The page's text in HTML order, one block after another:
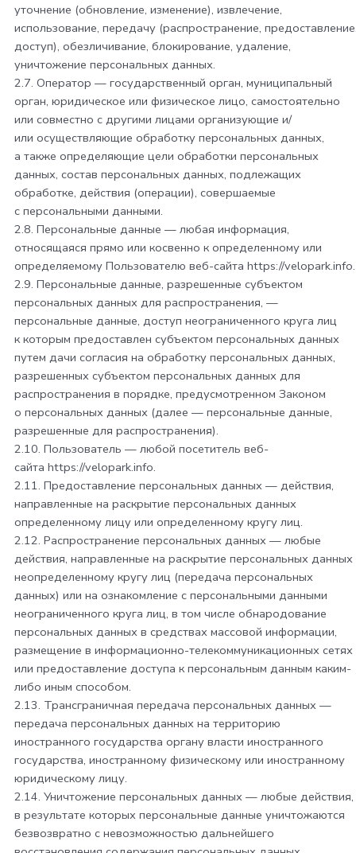
уточнение (обновление, изменение), извлечение,
использование, передачу (распространение,
доступ), обезличивание, блокирование, удаление,
уничтожение персональных данных.
2.7. Оператор — государственный орган, муниципальный
орган, юридическое или физическое лицо, самостоятельно
или совместно с другими лицами организующие и/
или осуществляющие обработку персональных данных,
а также определяющие цели обработки персональных
данных, состав персональных данных, подлежащих
обработке, действия (операции), совершаемые
с персональными данными.
2.8. Персональные данные — любая информация,
относящаяся прямо или косвенно к определенному или
определяемому Пользователю веб-сайта https://velopark.info.
2.9. Персональные данные, разрешенные субъектом
персональных данных для распространения, —
персональные данные, доступ неограниченного круга лиц
к которым предоставлен субъектом персональных данных
путем дачи согласия на обработку персональных данных,
разрешенных субъектом персональных данных для
распространения в порядке, предусмотренном Законом
о персональных данных (далее — персональные данные,
разрешенные для распространения).
2.10. Пользователь — любой посетитель веб-
сайта https://velopark.info.
2.11. Предоставление персональных данных — действия,
направленные на раскрытие персональных данных
определенному лицу или определенному кругу лиц.
2.12. Распространение персональных данных — любые
действия, направленные на раскрытие персональных данных
неопределенному кругу лиц (передача персональных
данных) или на ознакомление с персональными данными
неограниченного круга лиц, в том числе обнародование
персональных данных в средствах массовой информации,
размещение в информационно-телекоммуникационных сетях
или предоставление доступа к персональным данным каким-
либо иным способом.
2.13. Трансграничная передача персональных данных —
передача персональных данных на территорию
иностранного государства органу власти иностранного
государства, иностранному физическому или иностранному
юридическому лицу.
2.14. Уничтожение персональных данных — любые действия,
в результате которых персональные данные уничтожаются
безвозвратно с невозможностью дальнейшего